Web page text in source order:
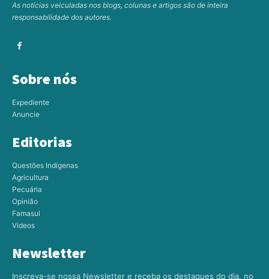
As notícias veiculadas nos blogs, colunas e artigos são de inteira
responsabilidade dos autores.
Sobre nós
Expediente
Anuncie
Editorias
Questões Indígenas
Agricultura
Pecuária
Opinião
Famasul
Videos
Newsletter
Inscreva-se nossa Newsletter e receba os destaques do dia, no